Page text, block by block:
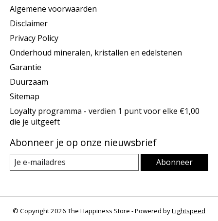
Algemene voorwaarden
Disclaimer
Privacy Policy
Onderhoud mineralen, kristallen en edelstenen
Garantie
Duurzaam
Sitemap
Loyalty programma - verdien 1 punt voor elke €1,00
die je uitgeeft
Abonneer je op onze nieuwsbrief
Abonneer
© Copyright 2026 The Happiness Store - Powered byLightspeed